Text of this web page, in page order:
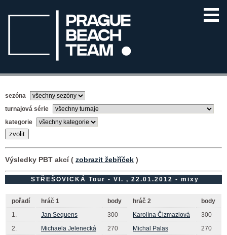
sezóna
turnajová série
kategorie
Výsledky PBT akcí ( zobrazit žebříček )
STŘEŠOVICKÁ Tour - VI. , 22.01.2012 - mixy
pořadí hráč 1 body hráč 2
body
1.
Jan Sequens 300 Karolína Čizmaziová
300
2.
Michaela Jelenecká 270 Michal Palas
270